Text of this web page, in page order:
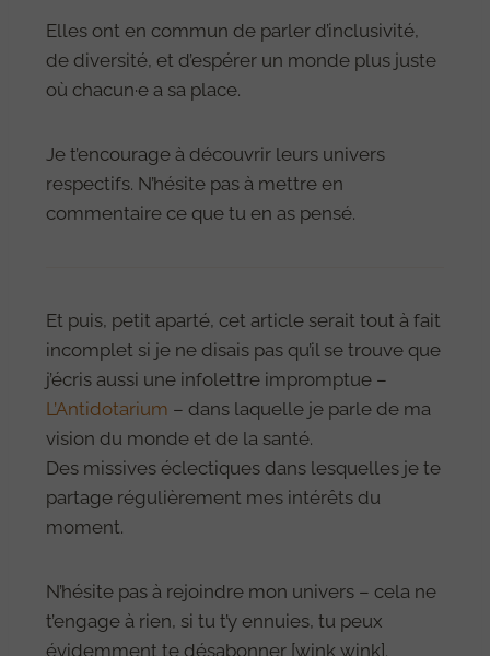
Elles ont en commun de parler d’inclusivité,
de diversité, et d’espérer un monde plus juste
où chacun·e a sa place.
Je t’encourage à découvrir leurs univers
respectifs. N’hésite pas à mettre en
commentaire ce que tu en as pensé.
Et puis, petit aparté, cet article serait tout à fait
incomplet si je ne disais pas qu’il se trouve que
j’écris aussi une infolettre impromptue –
L’Antidotarium – dans laquelle je parle de ma
vision du monde et de la santé.
Des missives éclectiques dans lesquelles je te
partage régulièrement mes intérêts du
moment.
N’hésite pas à rejoindre mon univers – cela ne
t’engage à rien, si tu t’y ennuies, tu peux
évidemment te désabonner [wink wink].